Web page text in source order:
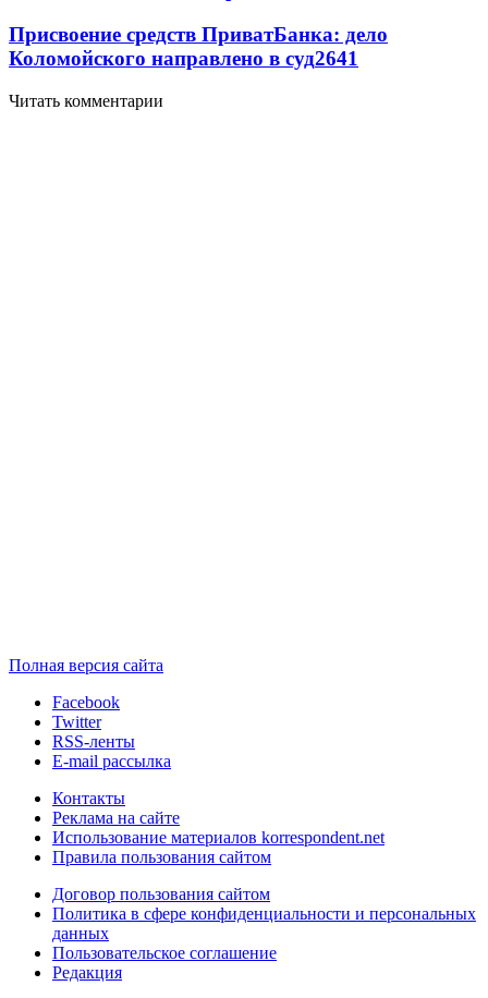
Присвоение средств ПриватБанка: дело
Коломойского направлено в суд2641
Читать комментарии
Полная версия сайта
Facebook
Twitter
RSS-ленты
E-mail рассылка
Контакты
Реклама на сайте
Использование материалов korrespondent.net
Правила пользования сайтом
Договор пользования сайтом
Политика в сфере конфиденциальности и персональных
данных
Пользовательское соглашение
Редакция